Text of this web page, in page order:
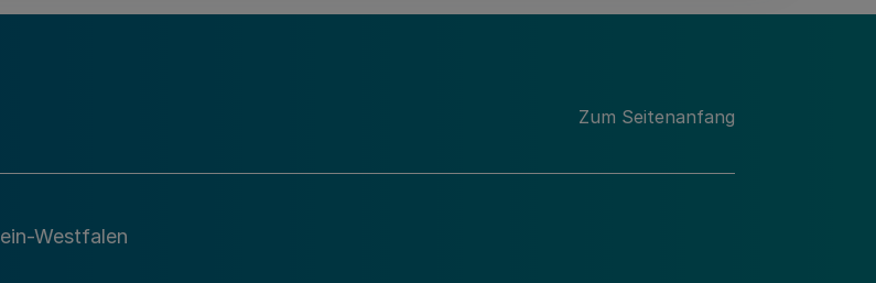
über die Kunsthochschulen des Landes Nordrhein-Westfalen
Zum Seitenanfang
Westfalen